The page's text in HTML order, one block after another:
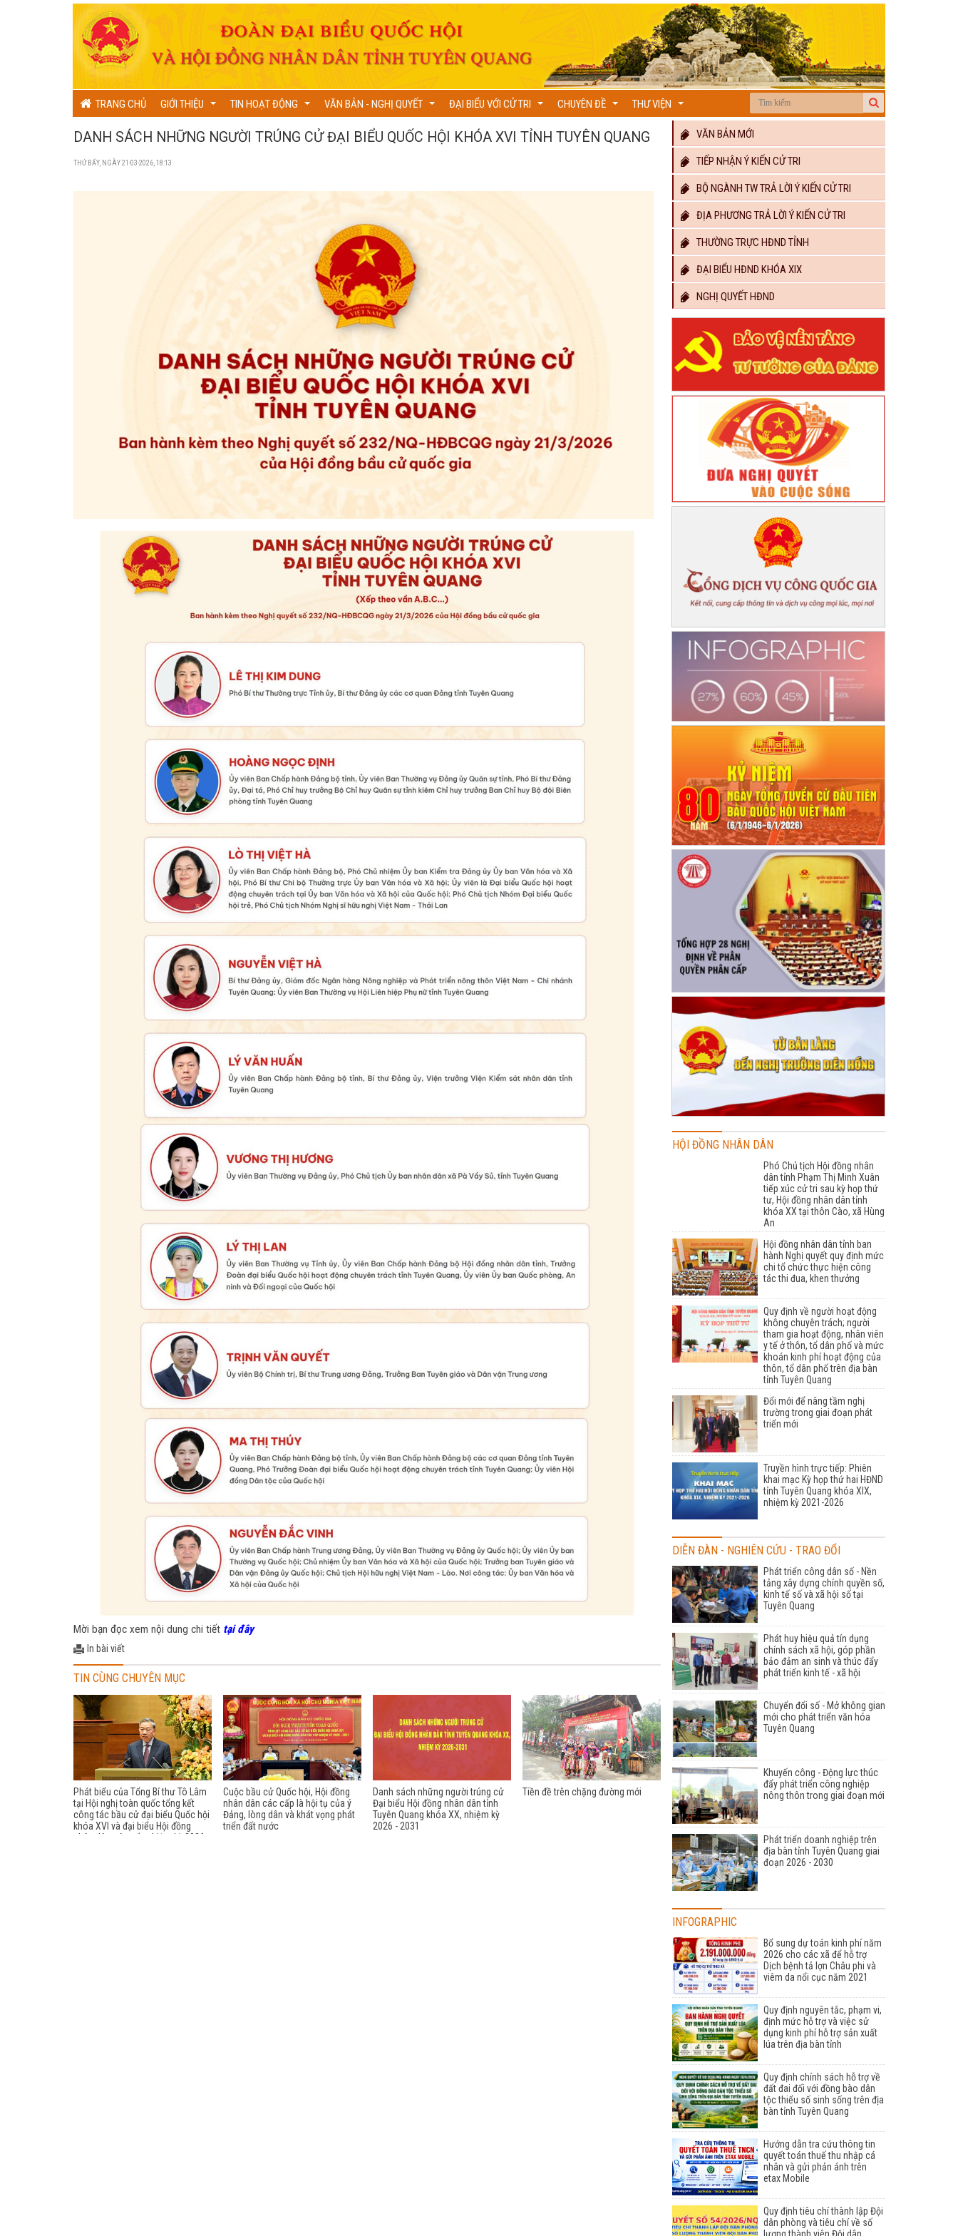
TRANG CHỦ GIỚI THIỆU
...
TIN HOẠT ĐỘNG
...
VĂN BẢN - NGHỊ QUYẾT
...
ĐẠI BIỂU VỚI CỬ TRI
...
CHUYÊN ĐỀ
...
THƯ VIỆN
...
DANH SÁCH NHỮNG NGƯỜI TRÚNG CỬ ĐẠI BIỂU QUỐC HỘI KHÓA XVI TỈNH TUYÊN QUANG
THỨ BẨY, NGÀY 21-03-2026, 18:13
Mời bạn đọc xem nội dung chi tiết tại đây
In bài viết
TIN CÙNG CHUYÊN MỤC
Phát biểu của Tổng Bí thư Tô Lâm
tại Hội nghị toàn quốc tổng kết
công tác bầu cử đại biểu Quốc hội
khóa XVI và đại biểu Hội đồng
nhân dân các cấp nhiệm kỳ 2026-
Cuộc bầu cử Quốc hội, Hội đồng
nhân dân các cấp là hội tụ của ý
Đảng, lòng dân và khát vọng phát
triển đất nước
Danh sách những người trúng cử
Đại biểu Hội đồng nhân dân tỉnh
Tuyên Quang khóa XX, nhiệm kỳ
2026 - 2031
Tiền đề trên chặng đường mới
VĂN BẢN MỚI
TIẾP NHẬN Ý KIẾN CỬ TRI
BỘ NGÀNH TW TRẢ LỜI Ý KIẾN CỬ TRI
ĐỊA PHƯƠNG TRẢ LỜI Ý KIẾN CỬ TRI
THƯỜNG TRỰC HĐND TỈNH
ĐẠI BIỂU HĐND KHÓA XIX
NGHỊ QUYẾT HĐND
HỘI ĐỒNG NHÂN DÂN
Phó Chủ tịch Hội đồng nhân
dân tỉnh Phạm Thị Minh Xuân
tiếp xúc cử tri sau kỳ họp thứ
tư, Hội đồng nhân dân tỉnh
khóa XX tại thôn Cào, xã Hùng
An
Hội đồng nhân dân tỉnh ban
hành Nghị quyết quy định mức
chi tổ chức thực hiện công
tác thi đua, khen thưởng
Quy định về người hoạt động
không chuyên trách; người
tham gia hoạt động, nhân viên
y tế ở thôn, tổ dân phố và mức
khoán kinh phí hoạt động của
thôn, tổ dân phố trên địa bàn
tỉnh Tuyên Quang
Đổi mới để nâng tầm nghị
trường trong giai đoạn phát
triển mới
Truyền hình trực tiếp: Phiên
khai mạc Kỳ họp thứ hai HĐND
tỉnh Tuyên Quang khóa XIX,
nhiệm kỳ 2021-2026
DIỄN ĐÀN - NGHIÊN CỨU - TRAO ĐỔI
Phát triển công dân số - Nền
tảng xây dựng chính quyền số,
kinh tế số và xã hội số tại
Tuyên Quang
Phát huy hiệu quả tín dụng
chính sách xã hội, góp phần
bảo đảm an sinh và thúc đẩy
phát triển kinh tế - xã hội
Chuyển đổi số - Mở không gian
mới cho phát triển văn hóa
Tuyên Quang
Khuyến công - Động lực thúc
đẩy phát triển công nghiệp
nông thôn trong giai đoạn mới
Phát triển doanh nghiệp trên
địa bàn tỉnh Tuyên Quang giai
đoạn 2026 - 2030
INFOGRAPHIC
Bổ sung dự toán kinh phí năm
2026 cho các xã để hỗ trợ
Dịch bệnh tả lợn Châu phi và
viêm da nổi cục năm 2021
Quy định nguyên tắc, phạm vi,
định mức hỗ trợ và việc sử
dụng kinh phí hỗ trợ sản xuất
lúa trên địa bàn tỉnh
Quy định chính sách hỗ trợ về
đất đai đối với đồng bào dân
tộc thiểu số sinh sống trên địa
bàn tỉnh Tuyên Quang
Hướng dẫn tra cứu thông tin
quyết toán thuế thu nhập cá
nhân và gửi phản ánh trên
etax Mobile
Quy định tiêu chí thành lập Đội
dân phòng và tiêu chí về số